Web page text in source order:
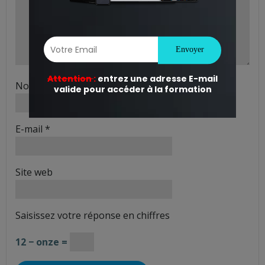
Nom
E-mail *
Site web
Saisissez votre réponse en chiffres
12 − onze =